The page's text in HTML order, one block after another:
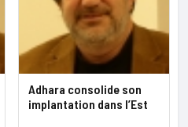
Adhara consolide son
implantation dans l’Est